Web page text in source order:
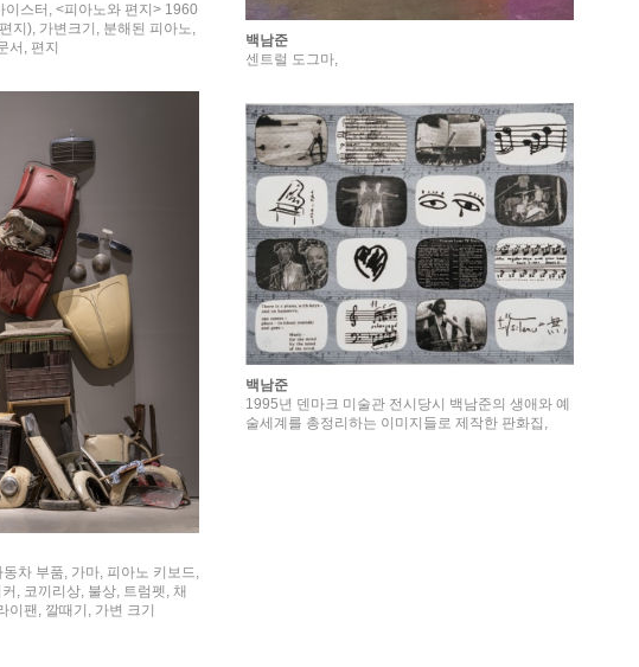
이스터, <피아노와 편지> 1960
지), 가변크기, 분해된 피아노,
서, 편지
백남준
센트럴 도그마,
차 부품, 가마, 피아노 키보드,
, 코끼리상, 불상, 트럼펫, 채
이팬, 깔때기, 가변 크기
백남준
1995년 덴마크 미술관 전시당시 백남준의 생애와 예
술세계를 총정리하는 이미지들로 제작한 판화집,